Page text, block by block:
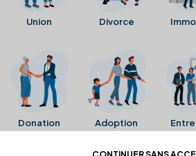
Union Divorce
Donation Adoption